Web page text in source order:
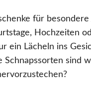
für
Hochzeiten
ein Lächeln ins
Schnapssorten sind